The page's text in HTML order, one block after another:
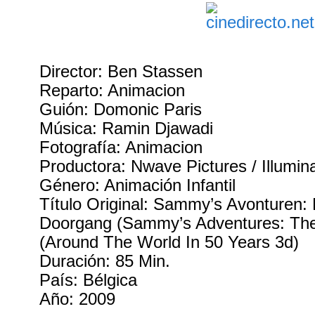
Director: Ben Stassen
Reparto: Animacion
Guión: Domonic Paris
Música: Ramin Djawadi
Fotografía: Animacion
Productora: Nwave Pictures /
Género: Animación Infantil
Título Original: Sammy’s Avonturen:
Doorgang (Sammy’s Adventures:
(Around The World In 50 Years 3d)
Duración: 85 Min.
País: Bélgica
Año: 2009